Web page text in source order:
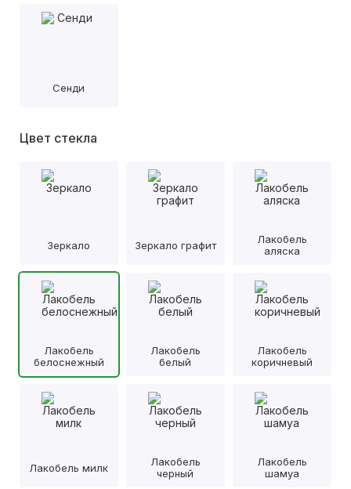
Сенди
Цвет стекла
Зеркало Зеркало графит
Лакобель
аляска
Лакобель
белоснежный
Лакобель
белый
Лакобель
коричневый
Лакобель милк
Лакобель
черный
Лакобель
шамуа